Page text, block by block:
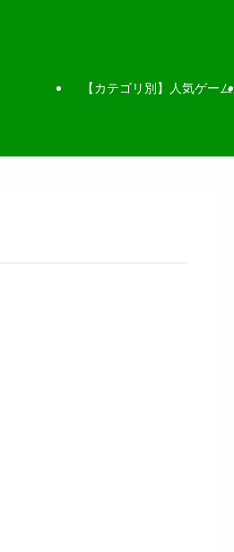
【カテゴリ別】人気ゲーム